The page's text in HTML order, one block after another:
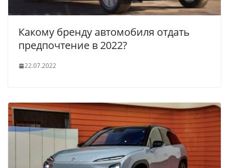
Какому бренду автомобиля отдать
предпочтение в 2022?
22.07.2022